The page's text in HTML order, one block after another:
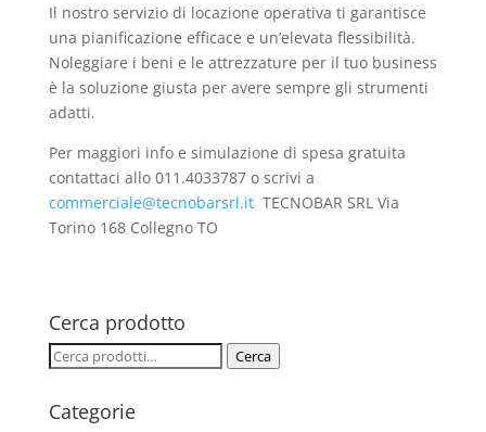
Il nostro servizio di locazione operativa ti garantisce
una pianificazione efficace e un’elevata flessibilità.
Noleggiare i beni e le attrezzature per il tuo business
è la soluzione giusta per avere sempre gli strumenti
adatti.
Per maggiori info e simulazione di spesa gratuita
contattaci allo 011.4033787 o scrivi a
commerciale@tecnobarsrl.itTECNOBAR SRL Via
Torino 168 Collegno TO
Cerca prodotto
Cerca: Cerca
Categorie